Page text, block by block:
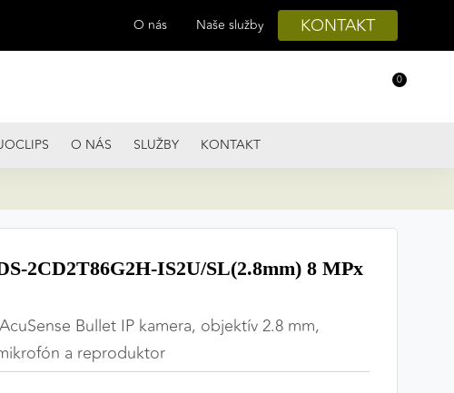
O nás Naše služby KONTAKT
0
O NÁS SLUŽBY KONTAKT
2CD2T86G2H-IS2U/SL(2.8mm) 8 MPx
Bullet IP kamera, objektív 2.8 mm,
a reproduktor